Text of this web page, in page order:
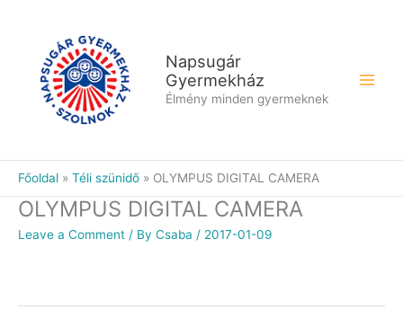
Napsugár
Gyermekház
Élmény minden gyermeknek
Főoldal Téli szünidő OLYMPUS DIGITAL CAMERA
OLYMPUS DIGITAL CAMERA
Leave a Comment / By Csaba / 2017-01-09